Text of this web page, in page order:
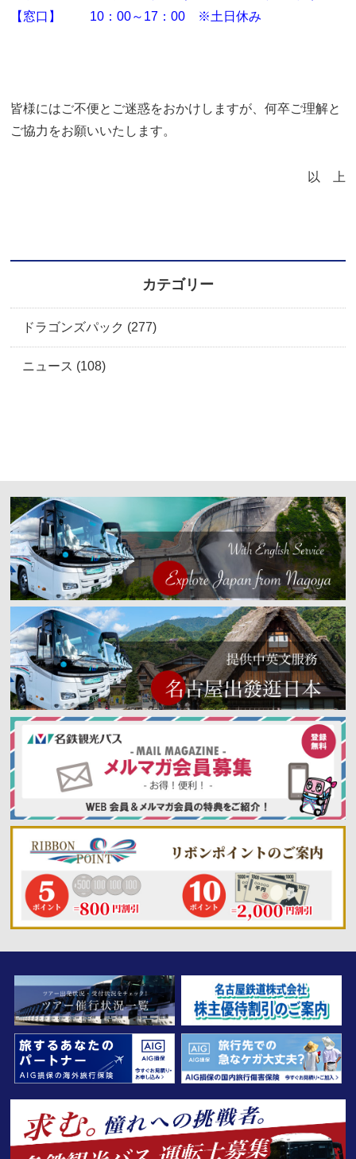
【窓口】 10：00～17：00 ※土日休み
皆様にはご不便とご迷惑をおかけしますが、何卒ご理解と
ご協力をお願いいたします。
以 上
カテゴリー
ドラゴンズパック (277)
ニュース (108)